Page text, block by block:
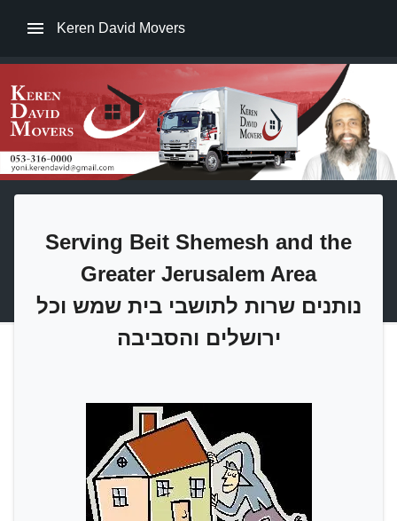
Keren David Movers
Serving Beit Shemesh and the
Greater Jerusalem Area
נותנים שרות לתושבי בית שמש וכל
ירושלים והסביבה